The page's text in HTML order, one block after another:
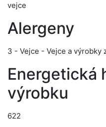
vejce
Alergeny
3 - Vejce - Vejce a výrobky
Energetická
výrobku
622